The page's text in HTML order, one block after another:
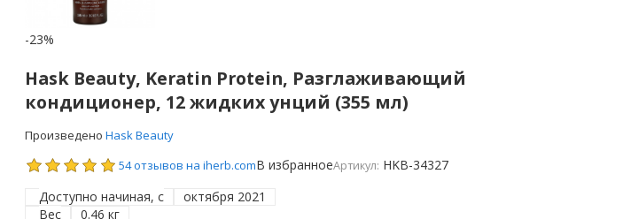
-23%
Hask Beauty, Keratin Protein, Разглаживающий
кондиционер, 12 жидких унций (355 мл)
Произведено Hask Beauty
54 отзывов на iherb.comВ избранноеАртикул: HKB-34327
Доступно начиная, с
октября 2021
Вес
0.46 кг